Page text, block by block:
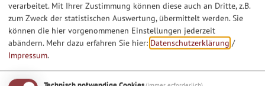
Kontakt
bauamt@markt-kipfenberg.de
Mitarbeiter
verarbeitet. Mit Ihrer Zustimmung können diese auch an Dritte, z.B.
zum Zweck der statistischen Auswertung, übermittelt werden. Sie
können die hier vorgenommenen Einstellungen jederzeit
abändern. Mehr dazu erfahren Sie hier: Datenschutzerklärung /
Impressum.